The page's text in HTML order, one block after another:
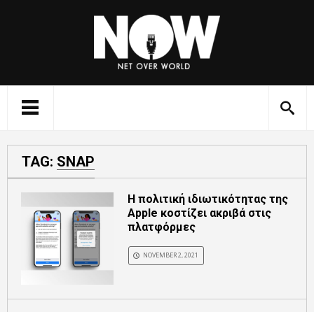
TAG: SNAP
H πολιτική ιδιωτικότητας της
Apple κοστίζει ακριβά στις
πλατφόρμες
NOVEMBER 2, 2021